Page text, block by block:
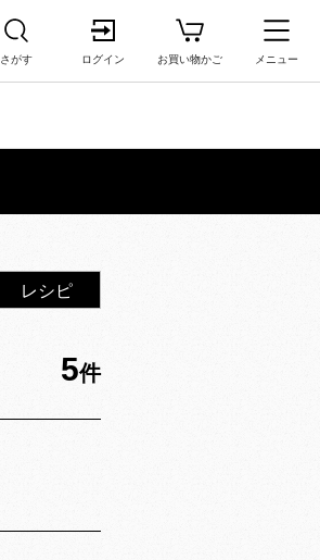
さがす ログイン お買い物かご メニュー
レシピ
5件